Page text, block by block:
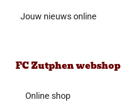
Jouw nieuws online
FC Zutphen webshop
Online shop